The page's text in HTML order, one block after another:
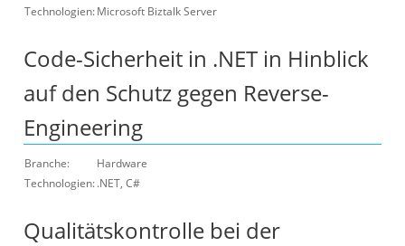
Technologien:Microsoft Biztalk Server
Code-Sicherheit in .NET in Hinblick
auf den Schutz gegen Reverse-
Engineering
Branche:
Hardware
Technologien:.NET, C#
Qualitätskontrolle bei der